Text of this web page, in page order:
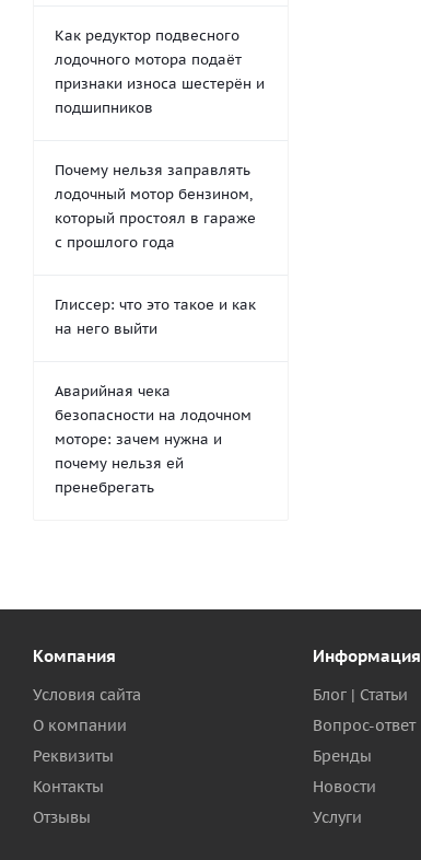
Как редуктор подвесного
лодочного мотора подаёт
признаки износа шестерён и
подшипников
Почему нельзя заправлять
лодочный мотор бензином,
который простоял в гараже
с прошлого года
Глиссер: что это такое и как
на него выйти
Аварийная чека
безопасности на лодочном
моторе: зачем нужна и
почему нельзя ей
пренебрегать
Компания
Условия сайта
О компании
Реквизиты
Контакты
Отзывы
Информация
Блог | Статьи
Вопрос-ответ
Бренды
Новости
Услуги